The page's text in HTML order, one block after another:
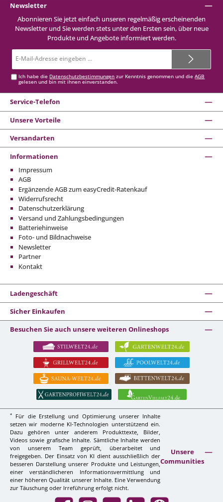
Newsletter
Abonnieren Sie jetzt einfach unseren regelmäßig erscheinenden
Newsletter und Sie werden stets unter den Ersten sein, über neue
Produkte und Angebote informiert werden.
Mail-
Ich habe die Datenschutzbestimmungen zur Kenntnis genommen und dieAGB
gelesen und bin mit ihnen einverstanden.
Service-Telefon
Unsere Vorteile
Versandarten
Informationen
Impressum
AGB
Ergänzende AGB zum easyCredit-Ratenkauf
Widerrufsrecht
Datenschutzerklärung
Versand und Zahlungsbedingungen
Batteriehinweise
Foto- und Bildnachweise
Newsletter
Partner
Kontakt
Ladengeschäft
Sicher Einkaufen
Besuchen Sie auch unsere weiteren Onlineshops
*
Für die Erstellung und Optimierung unserer Inhalte
setzen wir moderne KI-Technologien unterstützend ein.
Dazu gehören unter anderem Produkttexte, Bilder,
Videos sowie grafische Inhalte. Sämtliche Inhalte werden
von unserem Team geprüft, überarbeitet und
freigegeben. Der Einsatz von KI dient ausschließlich der
besseren Darstellung unserer Produkte und Leistungen,
einer verständlicheren Informationsvermittlung und
einer höheren Qualität unserer Inhalte. Eine Verwendung
zur Täuschung oder Irreführung erfolgt nicht.
Unsere
Communities